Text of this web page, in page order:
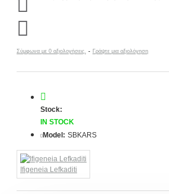
Σύμφωνα με 0 αξιολογήσεις. - Γράψτε μια αξιολόγηση
Stock:
IN STOCK
Model: SBKARS
Ifigeneia Lefkaditi